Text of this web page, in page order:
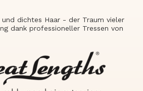
und dichtes Haar - der Traum vieler
dank professioneller Tressen von